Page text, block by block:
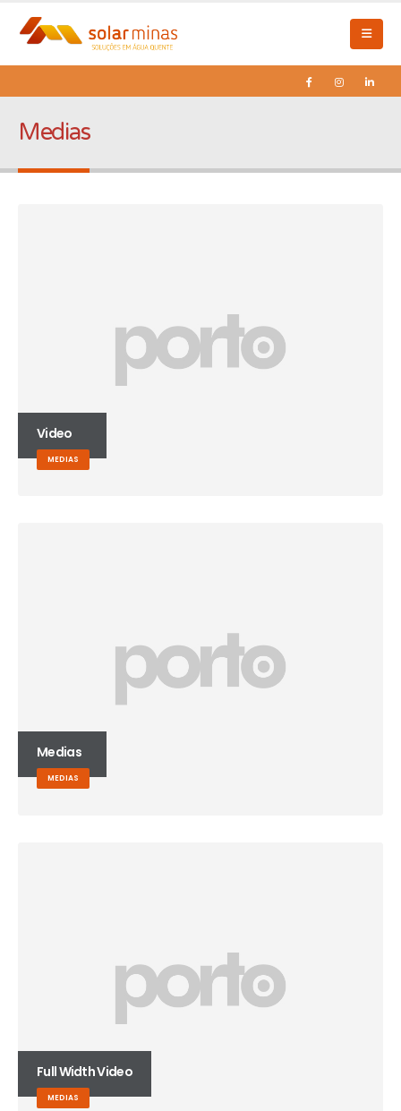
Medias
Video
MEDIAS
Medias
MEDIAS
Full Width Video
MEDIAS